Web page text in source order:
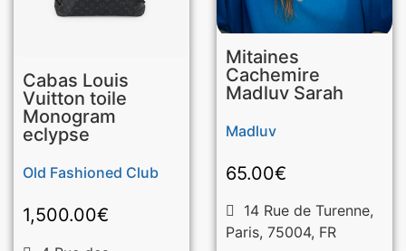
Cabas Louis
Vuitton toile
Monogram
eclypse
Old Fashioned Club
1,500.00€
Mitaines
Cachemire
Madluv Sarah
Madluv
65.00€
14 Rue de Turenne,
Paris, 75004, FR